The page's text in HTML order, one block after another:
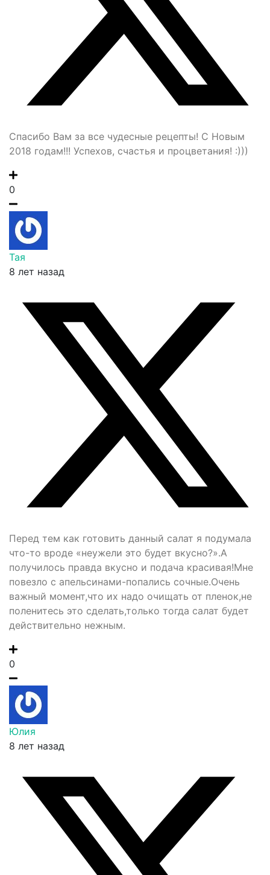
Спасибо Вам за все чудесные рецепты! С Новым
2018 годам!!! Успехов, счастья и процветания! :)))
0
Тая
8 лет назад
Перед тем как готовить данный салат я подумала
что-то вроде «неужели это будет вкусно?».А
получилось правда вкусно и подача красивая!Мне
повезло с апельсинами-попались сочные.Очень
важный момент,что их надо очищать от пленок,не
поленитесь это сделать,только тогда салат будет
действительно нежным.
0
Юлия
8 лет назад